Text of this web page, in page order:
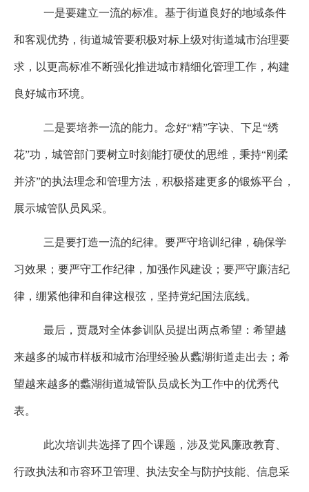
一是要建立一流的标准。 基于街道良好的地域条件
和客观优势，街道城管要积极对标上级对街道城市治理要
求，以更高标准不断强化推进城市精细化管理工作，构建
良好城市环境。
二是要培养一流的能力 。 念好“精”字诀、下足“绣
花”功，城管部门要树立时刻能打硬仗的思维，秉持“刚柔
并济”的执法理念和管理方法，积极搭建更多的锻炼平台，
展示城管队员风采。
三是要打造一流的纪律。 要严守培训纪律，确保学
习效果；要严守工作纪律，加强作风建设；要严守廉洁纪
律，绷紧他律和自律这根弦，坚持党纪国法底线。
最后，贾晟对全体参训队员提出两点希望：希望越
来越多的城市样板和城市治理经验从蠡湖街道走出去；希
望越来越多的蠡湖街道城管队员成长为工作中的优秀代
表。
此次培训共选择了四个课题，涉及党风廉政教育、
行政执法和市容环卫管理、执法安全与防护技能、信息采